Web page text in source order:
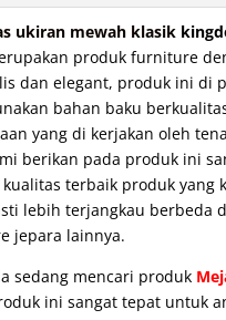
ukiran mewah klasik
produk furniture
dan elegant, produk ini di
bahan baku
yang di kerjakan oleh
berikan pada produk ini
terbaik produk yang
lebih terjangkau berbeda
jepara lainnya.
sedang mencari produk
ini sangat tepat untuk